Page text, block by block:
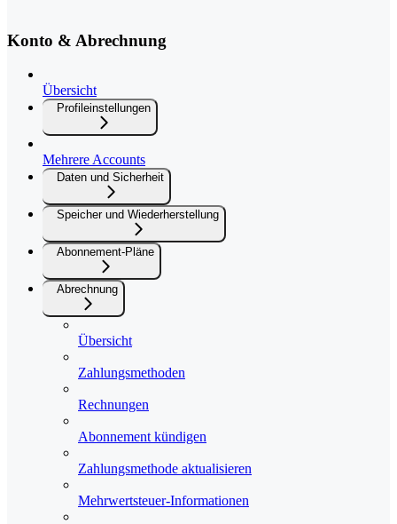
Konto & Abrechnung
Übersicht
Profileinstellungen
Mehrere Accounts
Daten und Sicherheit
Speicher und Wiederherstellung
Abonnement-Pläne
Abrechnung
Übersicht
Zahlungsmethoden
Rechnungen
Abonnement kündigen
Zahlungsmethode aktualisieren
Mehrwertsteuer-Informationen